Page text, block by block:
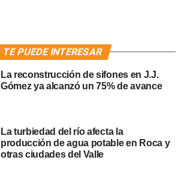
TE PUEDE INTERESAR
La reconstrucción de sifones en J.J.
Gómez ya alcanzó un 75% de avance
La turbiedad del río afecta la
producción de agua potable en Roca y
otras ciudades del Valle